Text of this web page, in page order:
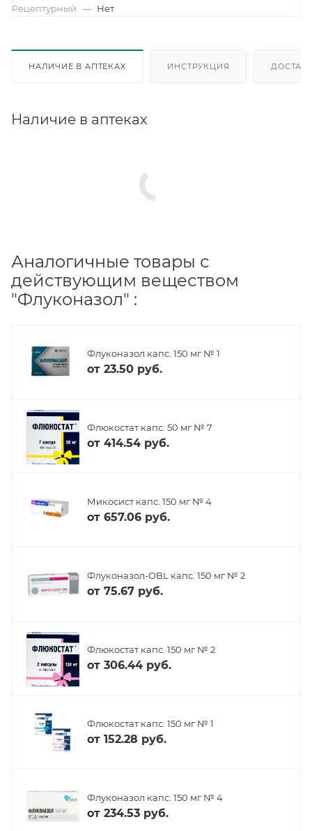
Рецептурный — Нет
НАЛИЧИЕ В АПТЕКАХ ИНСТРУКЦИЯ
Наличие в аптеках
Аналогичные товары с
действующим веществом
"Флуконазол" :
Флуконазол капс. 150 мг № 1
от 23.50 руб.
Флюкостат капс. 50 мг № 7
от 414.54 руб.
Микосист капс. 150 мг № 4
от 657.06 руб.
Флуконазол-OBL капс. 150 мг № 2
от 75.67 руб.
Флюкостат капс. 150 мг № 2
от 306.44 руб.
Флюкостат капс. 150 мг № 1
от 152.28 руб.
Флуконазол капс. 150 мг № 4
от 234.53 руб.